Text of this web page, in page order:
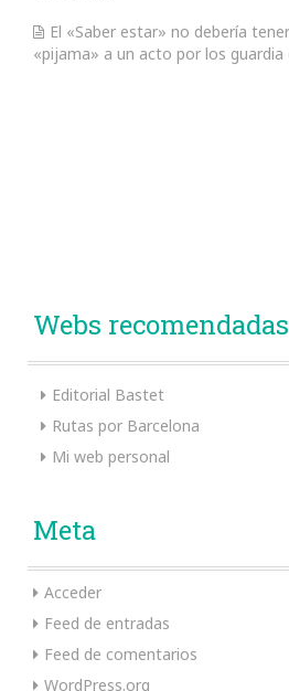
El «Saber estar» no debería
«pijama» a un acto por los guardia
Webs recomendadas
Editorial Bastet
Rutas por Barcelona
Mi web personal
Meta
Acceder
Feed de entradas
Feed de comentarios
WordPress.org